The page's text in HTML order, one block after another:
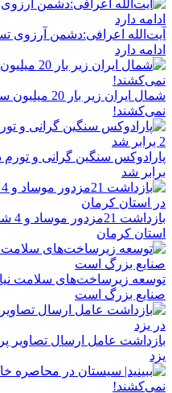
آیت‌الله اعرافی:دشمن آرزوی
ادامه دارد
شمال ایران
نمی‌کشند!
برابر ‌شد
استان کرمان
توسعه زیرساخت‌های سلامت
صنایع بزرگ است
بازداشت عامل ارسال تصاویر
یزد